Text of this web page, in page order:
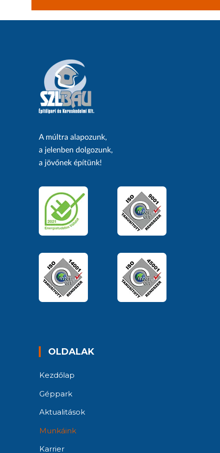
A múltra alapozunk,
a jelenben dolgozunk,
a jövőnek építünk!
OLDALAK
Kezdőlap
Géppark
Aktualitások
Munkáink
Karrier